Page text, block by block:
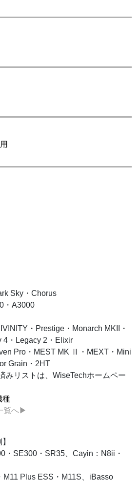
Sky・Chorus
・A3000
・Prestige・Monarch MKII・
4・Legacy 2・Elixir
Pro・MEST MK Ⅱ・MEXT・Mini
Grain・2HT
みリストは、WiseTechホームペー
種
覧へ▶
・SE300・SR35、Cayin：N8ii・
M11 Plus ESS・M11S、iBasso